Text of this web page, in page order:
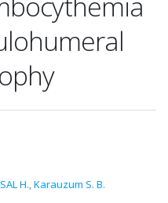
H.,Karauzum S. B.